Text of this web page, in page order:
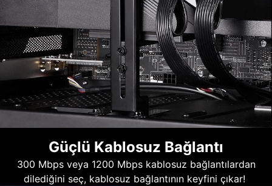
Güçlü Kablosuz Bağlantı
300 Mbps veya 1200 Mbps kablosuz bağlantılardan
dilediğini seç, kablosuz bağlantının keyfini çıkar!